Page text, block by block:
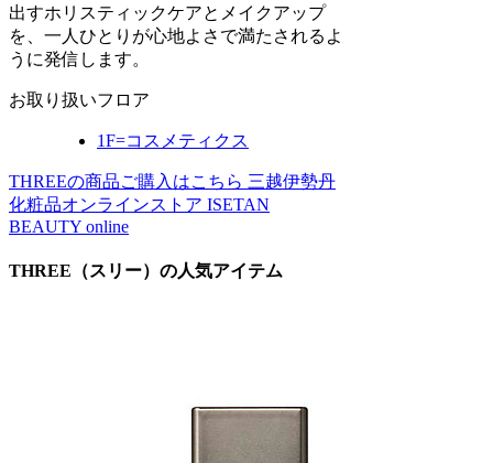
出すホリスティックケアとメイクアップ
を、一人ひとりが心地よさで満たされるよ
うに発信します。
お取り扱いフロア
1F=コスメティクス
THREEの商品ご購入はこちら 三越伊勢丹
化粧品オンラインストア ISETAN
BEAUTY online
THREE（スリー）の人気アイテム